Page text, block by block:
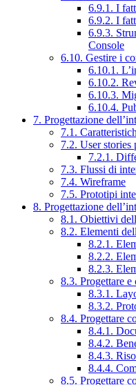
6.9.1. I
6.9.2. I
6.9.3.
Console
6.10. Gestire i
6.10.1.
6.10.2.
6.10.3.
6.10.4.
7. Progettazione
7.1.
7.2. User stories
7.2.1.
7.3. Flussi di
7.4. Wireframe
7.5. Prototipi
8. Progettazione
8.1. Obiettivi
8.2. Elementi
8.2.1.
8.2.2.
8.2.3.
8.3. Progettare e
8.3.1.
8.3.2.
8.4. Progettare
8.4.1.
8.4.2.
8.4.3.
8.4.4.
8.5. Progettare